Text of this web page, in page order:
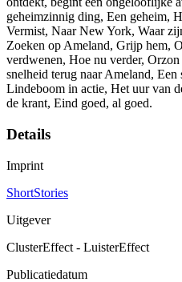
geheimzinnig ding, Een geheim,
Vermist, Naar New York, Waar
Zoeken op Ameland, Grijp hem,
verdwenen, Hoe nu verder,
snelheid terug naar Ameland,
Lindeboom in actie, Het uur van
de krant, Eind goed, al goed.
Details
Imprint
ShortStories
Uitgever
ClusterEffect - LuisterEffect
Publicatiedatum